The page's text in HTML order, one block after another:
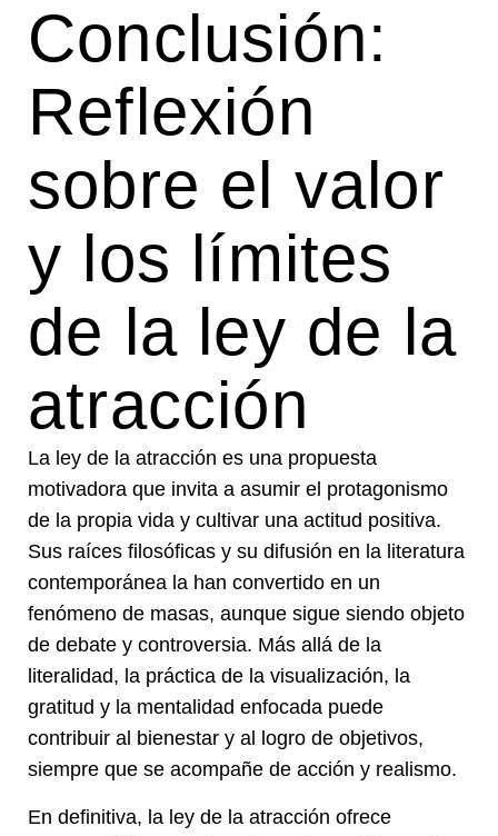
Conclusión:
Reflexión
sobre el valor
y los límites
de la ley de la
atracción
La ley de la atracción es una propuesta
motivadora que invita a asumir el protagonismo
de la propia vida y cultivar una actitud positiva.
Sus raíces filosóficas y su difusión en la literatura
contemporánea la han convertido en un
fenómeno de masas, aunque sigue siendo objeto
de debate y controversia. Más allá de la
literalidad, la práctica de la visualización, la
gratitud y la mentalidad enfocada puede
contribuir al bienestar y al logro de objetivos,
siempre que se acompañe de acción y realismo.
En definitiva, la ley de la atracción ofrece